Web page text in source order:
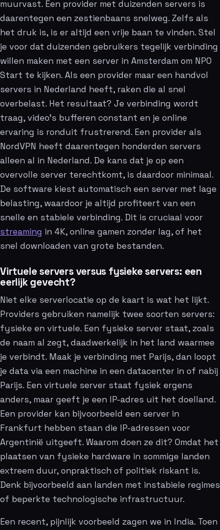
muurvast. Een provider met duizenden servers is
daarentegen een zestienbaans snelweg. Zelfs als
het druk is, is er altijd een vrije baan te vinden. Stel
je voor dat duizenden gebruikers tegelijk verbinding
willen maken met een server in Amsterdam om NPO
Start te kijken. Als een provider maar een handvol
servers in Nederland heeft, raken die al snel
overbelast. Het resultaat? Je verbinding wordt
traag, video’s bufferen constant en je online
ervaring is ronduit frustrerend. Een provider als
NordVPN heeft daarentegen honderden servers
alleen al in Nederland. De kans dat je op een
overvolle server terechtkomt, is daardoor minimaal.
De software kiest automatisch een server met lage
belasting, waardoor je altijd profiteert van een
snelle en stabiele verbinding. Dit is cruciaal voor
streaming in 4K, online gamen zonder lag, of het
snel downloaden van grote bestanden.
Virtuele servers versus fysieke servers: een
eerlijk gevecht?
Niet elke serverlocatie op de kaart is wat het lijkt.
Providers gebruiken namelijk twee soorten servers:
fysieke en virtuele. Een fysieke server staat, zoals
de naam al zegt, daadwerkelijk in het land waarmee
je verbindt. Maak je verbinding met Parijs, dan loopt
je data via een machine in een datacenter in of nabij
Parijs. Een virtuele server staat fysiek ergens
anders, maar geeft je een IP-adres uit het doelland.
Een provider kan bijvoorbeeld een server in
Frankfurt hebben staan die IP-adressen voor
Argentinië uitgeeft. Waarom doen ze dit? Omdat het
plaatsen van fysieke hardware in sommige landen
extreem duur, onpraktisch of politiek riskant is.
Denk bijvoorbeeld aan landen met instabiele regimes
of beperkte technologische infrastructuur.
Een recent, pijnlijk voorbeeld zagen we in India. Toen